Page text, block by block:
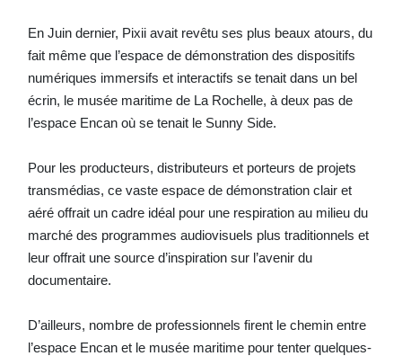
En Juin dernier, Pixii avait revêtu ses plus beaux atours, du
fait même que l’espace de démonstration des dispositifs
numériques immersifs et interactifs se tenait dans un bel
écrin, le musée maritime de La Rochelle, à deux pas de
l’espace Encan où se tenait le Sunny Side.
Pour les producteurs, distributeurs et porteurs de projets
transmédias, ce vaste espace de démonstration clair et
aéré offrait un cadre idéal pour une respiration au milieu du
marché des programmes audiovisuels plus traditionnels et
leur offrait une source d’inspiration sur l’avenir du
documentaire.
D’ailleurs, nombre de professionnels firent le chemin entre
l’espace Encan et le musée maritime pour tenter quelques-